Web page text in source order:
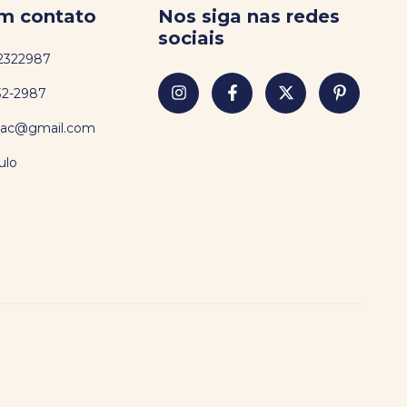
contato
2987
Nos siga nas redes
sociais